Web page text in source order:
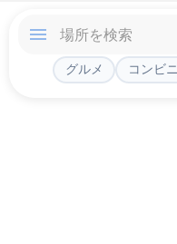
グルメ コンビニ